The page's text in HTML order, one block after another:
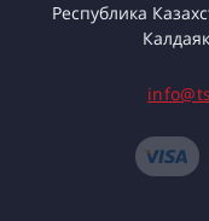
Республика